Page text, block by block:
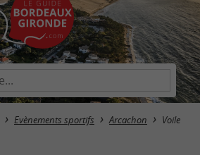
Evènements sportifs Arcachon Voile